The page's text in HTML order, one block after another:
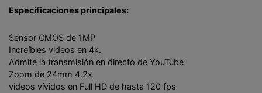
Especificaciones principales:
Sensor CMOS de 1MP
Increíbles videos en 4k.
Admite la transmisión en directo de YouTube
Zoom de 24mm 4.2x
videos vívidos en Full HD de hasta 120 fps